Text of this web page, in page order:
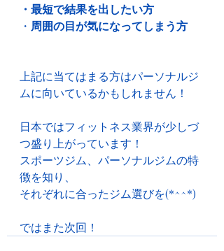
・最短で結果を出したい方
・ 周囲の目が気になってしまう方
上記に当てはまる方はパーソナルジ
ムに向いているかもしれません！
日本ではフィットネス業界が少しづ
つ盛り上がっています！
スポーツジム、パーソナルジムの特
徴を知り、
それぞれに合ったジム選びを(*^^*)
ではまた次回！